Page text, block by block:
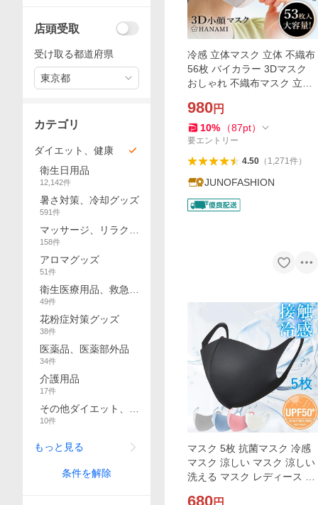
冷感 立体マスク 立体 不織布
56枚 バイカラー 3Dマスク
おしゃれ 不織布マスク 立体
顔 丸顔 面長 柔らかい 通気性
HANAMI
980円
10% （87pt）
要エントリー
4.50（ 1,271件）
JUNOFASHION
マスク 5枚 抗菌マスク 冷感
マスク 涼しい マスク 涼しい
洗える マスク レディース メ
680円
店頭受取
受け取る都道府県
東京都
カテゴリ
ダイエット、健康
衛生日用品
12,142件
暑さ対策、冷却グッズ
591件
マッサージ、リラクゼ
ーション
158件
アロマグッズ
51件
衛生医療用品、救急用
品
49件
花粉症対策グッズ
38件
医薬品、医薬部外品
34件
介護用品
17件
その他ダイエット、健
康
10件
もっと見る
条件を解除